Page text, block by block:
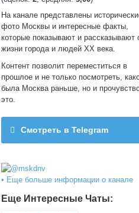
На канале представлены
фото Москвы и интересные факты,
которые показывают и рассказывают
жизни города и людей ХХ века.
Контент позволит переместиться в
прошлое и не только посмотреть,
была Москва раньше, но и
это.
Смотреть в Telegram
• Еще больше информации о канале
Еще Интересные Чаты: